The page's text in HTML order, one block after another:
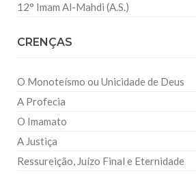
12° Imam Al-Mahdi (A.S.)
CRENÇAS
O Monoteísmo ou Unicidade de Deus
A Profecia
O Imamato
A Justiça
Ressureição, Juízo Final e Eternidade